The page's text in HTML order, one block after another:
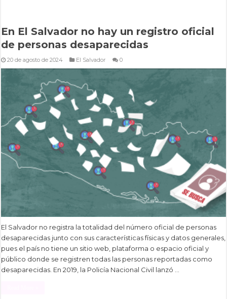
En El Salvador no hay un registro oficial
de personas desaparecidas
20 de agosto de 2024 El Salvador 0
El Salvador no registra la totalidad del número oficial de personas
desaparecidas junto con sus características físicas y datos generales,
pues el país no tiene un sitio web, plataforma o espacio oficial y
público donde se registren todas las personas reportadas como
desaparecidas. En 2019, la Policía Nacional Civil lanzó …